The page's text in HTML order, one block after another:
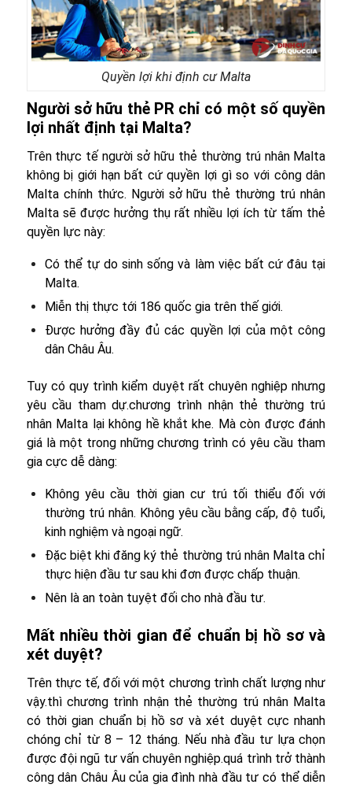
Quyền lợi khi định cư Malta
Người sở hữu thẻ PR chỉ có một số quyền
lợi nhất định tại Malta?
Trên thực tế người sở hữu thẻ thường trú nhân Malta
không bị giới hạn bất cứ quyền lợi gì so với công dân
Malta chính thức. Người sở hữu thẻ thường trú nhân
Malta sẽ được hưởng thụ rất nhiều lợi ích từ tấm thẻ
quyền lực này:
Có thể tự do sinh sống và làm việc bất cứ đâu tại
Malta.
Miễn thị thực tới 186 quốc gia trên thế giới.
Được hưởng đầy đủ các quyền lợi của một công
dân Châu Âu.
Tuy có quy trình kiểm duyệt rất chuyên nghiệp nhưng
yêu cầu tham dự.chương trình nhận thẻ thường trú
nhân Malta lại không hề khắt khe. Mà còn được đánh
giá là một trong những chương trình có yêu cầu tham
gia cực dễ dàng:
Không yêu cầu thời gian cư trú tối thiểu đối với
thường trú nhân. Không yêu cầu bằng cấp, độ tuổi,
kinh nghiệm và ngoại ngữ.
Đặc biệt khi đăng ký thẻ thường trú nhân Malta chỉ
thực hiện đầu tư sau khi đơn được chấp thuận.
Nên là an toàn tuyệt đối cho nhà đầu tư.
Mất nhiều thời gian để chuẩn bị hồ sơ và
xét duyệt?
Trên thực tế, đối với một chương trình chất lượng như
vậy.thì chương trình nhận thẻ thường trú nhân Malta
có thời gian chuẩn bị hồ sơ và xét duyệt cực nhanh
chóng chỉ từ 8 – 12 tháng. Nếu nhà đầu tư lựa chọn
được đội ngũ tư vấn chuyên nghiệp.quá trình trở thành
công dân Châu Âu của gia đình nhà đầu tư có thể diễn